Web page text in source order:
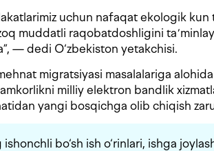
uchun nafaqat ekologik kun
muddatli raqobatdoshligini
— dedi O‘zbekiston yetakchisi.
migratsiyasi masalalariga
milliy elektron bandlik
yangi bosqichga olib chiqish
bo‘sh ish o‘rinlari, ishga